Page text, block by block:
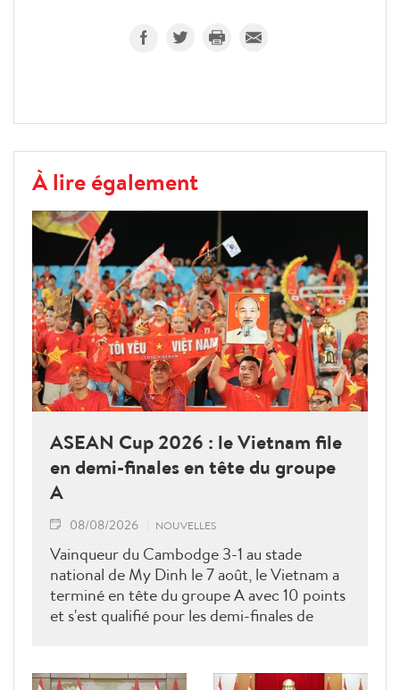
À lire également
ASEAN Cup 2026 : le Vietnam file
en demi-finales en tête du groupe
A
08/08/2026 NOUVELLES
Vainqueur du Cambodge 3-1 au stade
national de My Dinh le 7 août, le Vietnam a
terminé en tête du groupe A avec 10 points
et s'est qualifié pour les demi-finales de
groupe B.